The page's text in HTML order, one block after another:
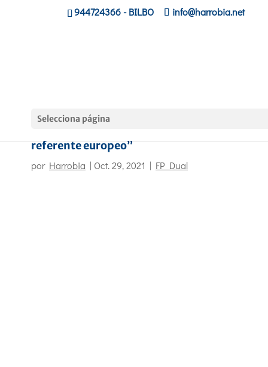
944724366- BILBO info@harrobia.net
Selecciona página
referente europeo”
por Harrobia | Oct. 29, 2021 | FP Dual